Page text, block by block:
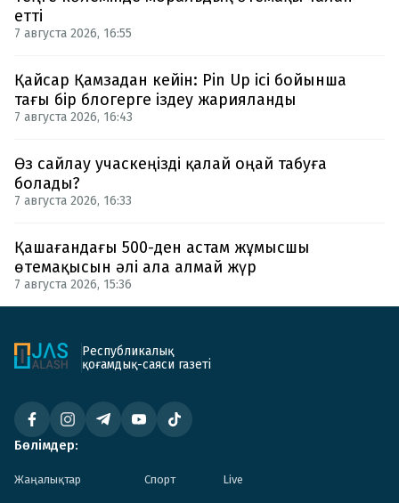
етті
7 августа 2026, 16:55
Қайсар Қамзадан кейін: Pin Up ісі бойынша
тағы бір блогерге іздеу жарияланды
7 августа 2026, 16:43
Өз сайлау учаскеңізді қалай оңай табуға
болады?
7 августа 2026, 16:33
Қашағандағы 500-ден астам жұмысшы
өтемақысын әлі ала алмай жүр
7 августа 2026, 15:36
Республикалық
қоғамдық-саяси газеті
Бөлімдер:
Жаңалықтар Спорт Live